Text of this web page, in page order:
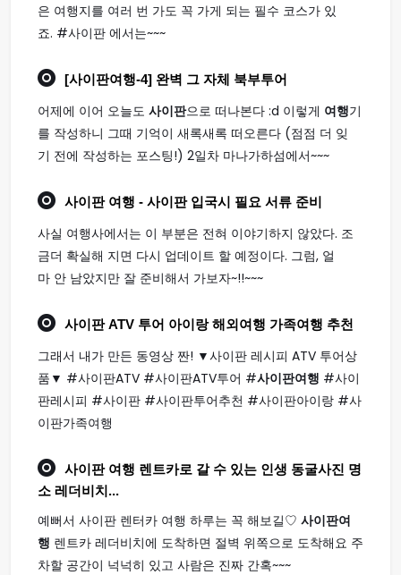
은 여행지를 여러 번 가도 꼭 가게 되는 필수 코스가 있
죠. #사이판 에서는~~~
[사이판여행-4] 완벽 그 자체 북부투어
어제에 이어 오늘도 사이판으로 떠나본다 :d 이렇게 여행기
를 작성하니 그때 기억이 새록새록 떠오른다 (점점 더 잊
기 전에 작성하는 포스팅!) 2일차 마나가하섬에서~~~
사이판 여행 - 사이판 입국시 필요 서류 준비
사실 여행사에서는 이 부분은 전혀 이야기하지 않았다. 조
금더 확실해 지면 다시 업데이트 할 예정이다. 그럼, 얼
마 안 남았지만 잘 준비해서 가보자~!!~~~
사이판ATV 투어 아이랑 해외 여행 가족여행 추천
그래서 내가 만든 동영상 짠! ▼사이판 레시피 ATV 투어상
품▼ #사이판ATV #사이판ATV투어 #사이판여행 #사이
판레시피 #사이판 #사이판투어추천 #사이판아이랑 #사
이판가족여행
사이판 여행 렌트카로 갈 수 있는 인생 동굴사진 명
소 레더비치...
예뻐서 사이판 렌터카 여행 하루는 꼭 해보길♡ 사이판여
행 렌트카 레더비치에 도착하면 절벽 위쪽으로 도착해요 주
차할 공간이 넉넉히 있고 사람은 진짜 간혹~~~